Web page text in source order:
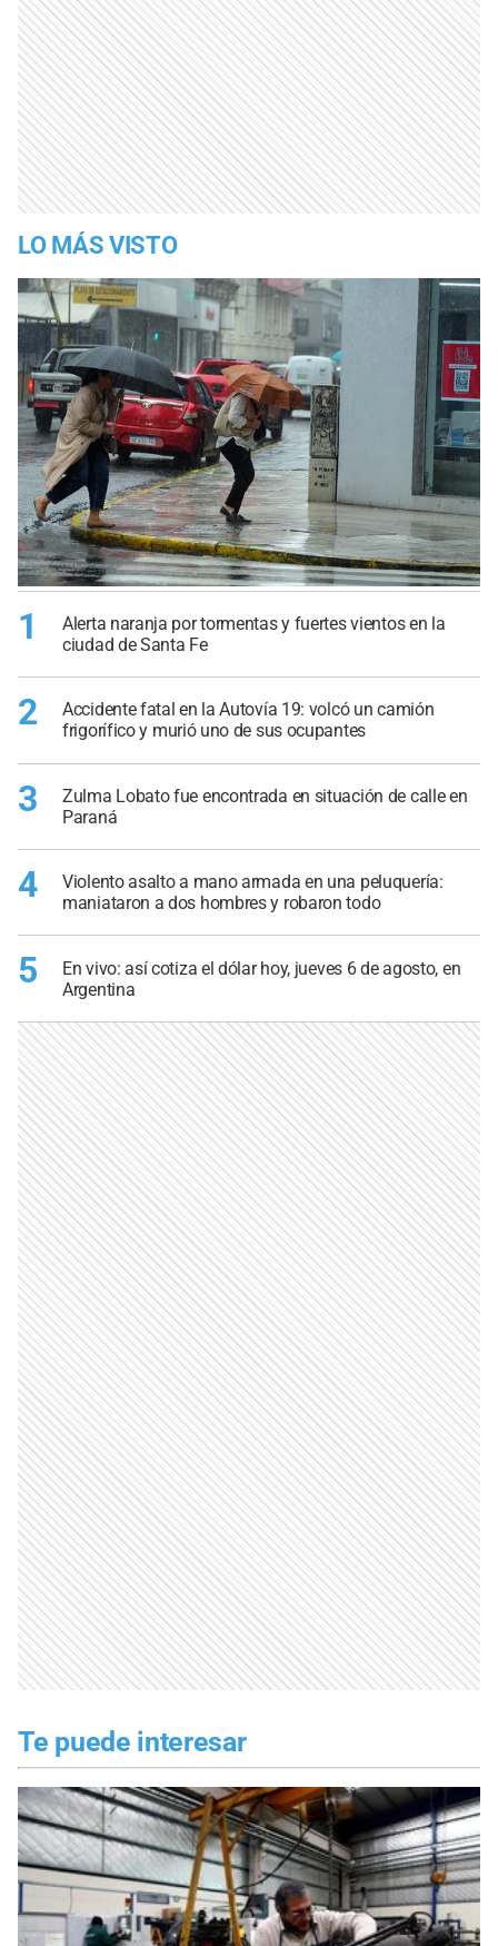
LO MÁS VISTO
1
Alerta naranja por tormentas y fuertes vientos en la
ciudad de Santa Fe
2
Accidente fatal en la Autovía 19: volcó un camión
frigorífico y murió uno de sus ocupantes
3
Zulma Lobato fue encontrada en situación de calle en
Paraná
4
Violento asalto a mano armada en una peluquería:
maniataron a dos hombres y robaron todo
5
En vivo: así cotiza el dólar hoy, jueves 6 de agosto, en
Argentina
Te puede interesar